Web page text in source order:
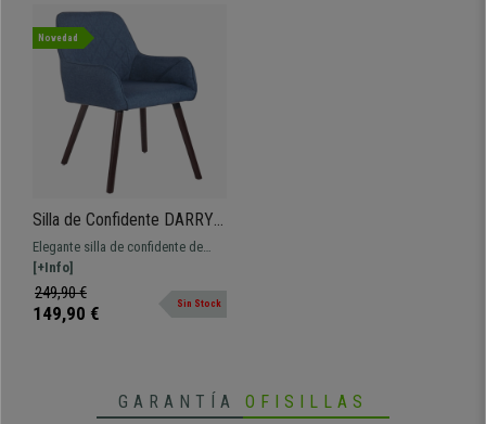
Novedad
Silla de Confidente DARRY
V TELA, Patas Nogal, con
Costuras, Azul
Elegante silla de confidente de
diseño confortable y resistente.
Tapizada en tela disponible en
varios colores con costuras
[+Info]
249,90 €
149,90 € Sin Stock
GARANTÍA OFISILLAS